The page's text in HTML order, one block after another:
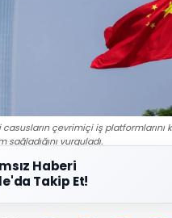
casusların çevrimiçi iş platformlarını
vurguladı.
Haberi
Takip Et!